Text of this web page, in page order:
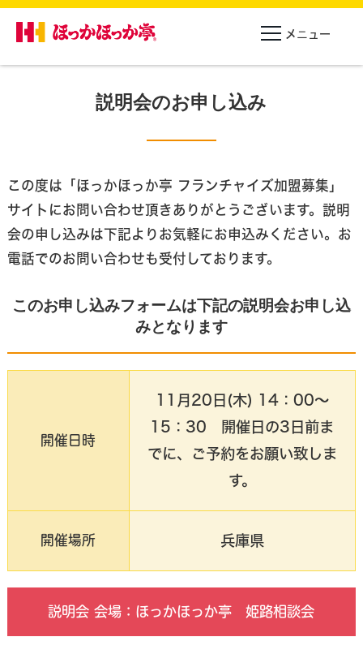
説明会のお申し込み
この度は「ほっかほっか亭 フランチャイズ加盟募集」
サイトにお問い合わせ頂きありがとうございます。 説明
会の申し込みは下記よりお気軽にお申込みください。お
電話でのお問い合わせも受付しております。
このお申し込みフォームは下記の説明会お申し込
みとなります
開催日時
11月20日(木) 14：00〜
15：30 開催日の3日前ま
でに、ご予約をお願い致しま
す。
開催場所 兵庫県
説明会 会場：ほっかほっか亭 姫路相談会